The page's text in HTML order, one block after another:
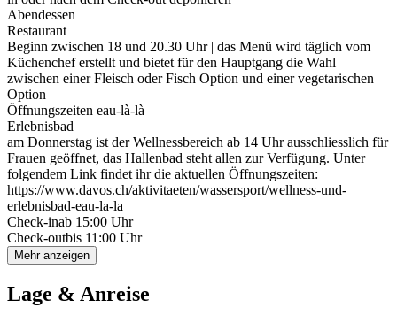
Abendessen
Restaurant
Beginn zwischen 18 und 20.30 Uhr | das Menü wird täglich vom
Küchenchef erstellt und bietet für den Hauptgang die Wahl
zwischen einer Fleisch oder Fisch Option und einer vegetarischen
Option
Öffnungszeiten eau-là-là
Erlebnisbad
am Donnerstag ist der Wellnessbereich ab 14 Uhr ausschliesslich für
Frauen geöffnet, das Hallenbad steht allen zur Verfügung. Unter
folgendem Link findet ihr die aktuellen Öffnungszeiten:
https://www.davos.ch/aktivitaeten/wassersport/wellness-und-
erlebnisbad-eau-la-la
Check-inab 15:00 Uhr
Check-outbis 11:00 Uhr
Mehr anzeigen
Lage & Anreise